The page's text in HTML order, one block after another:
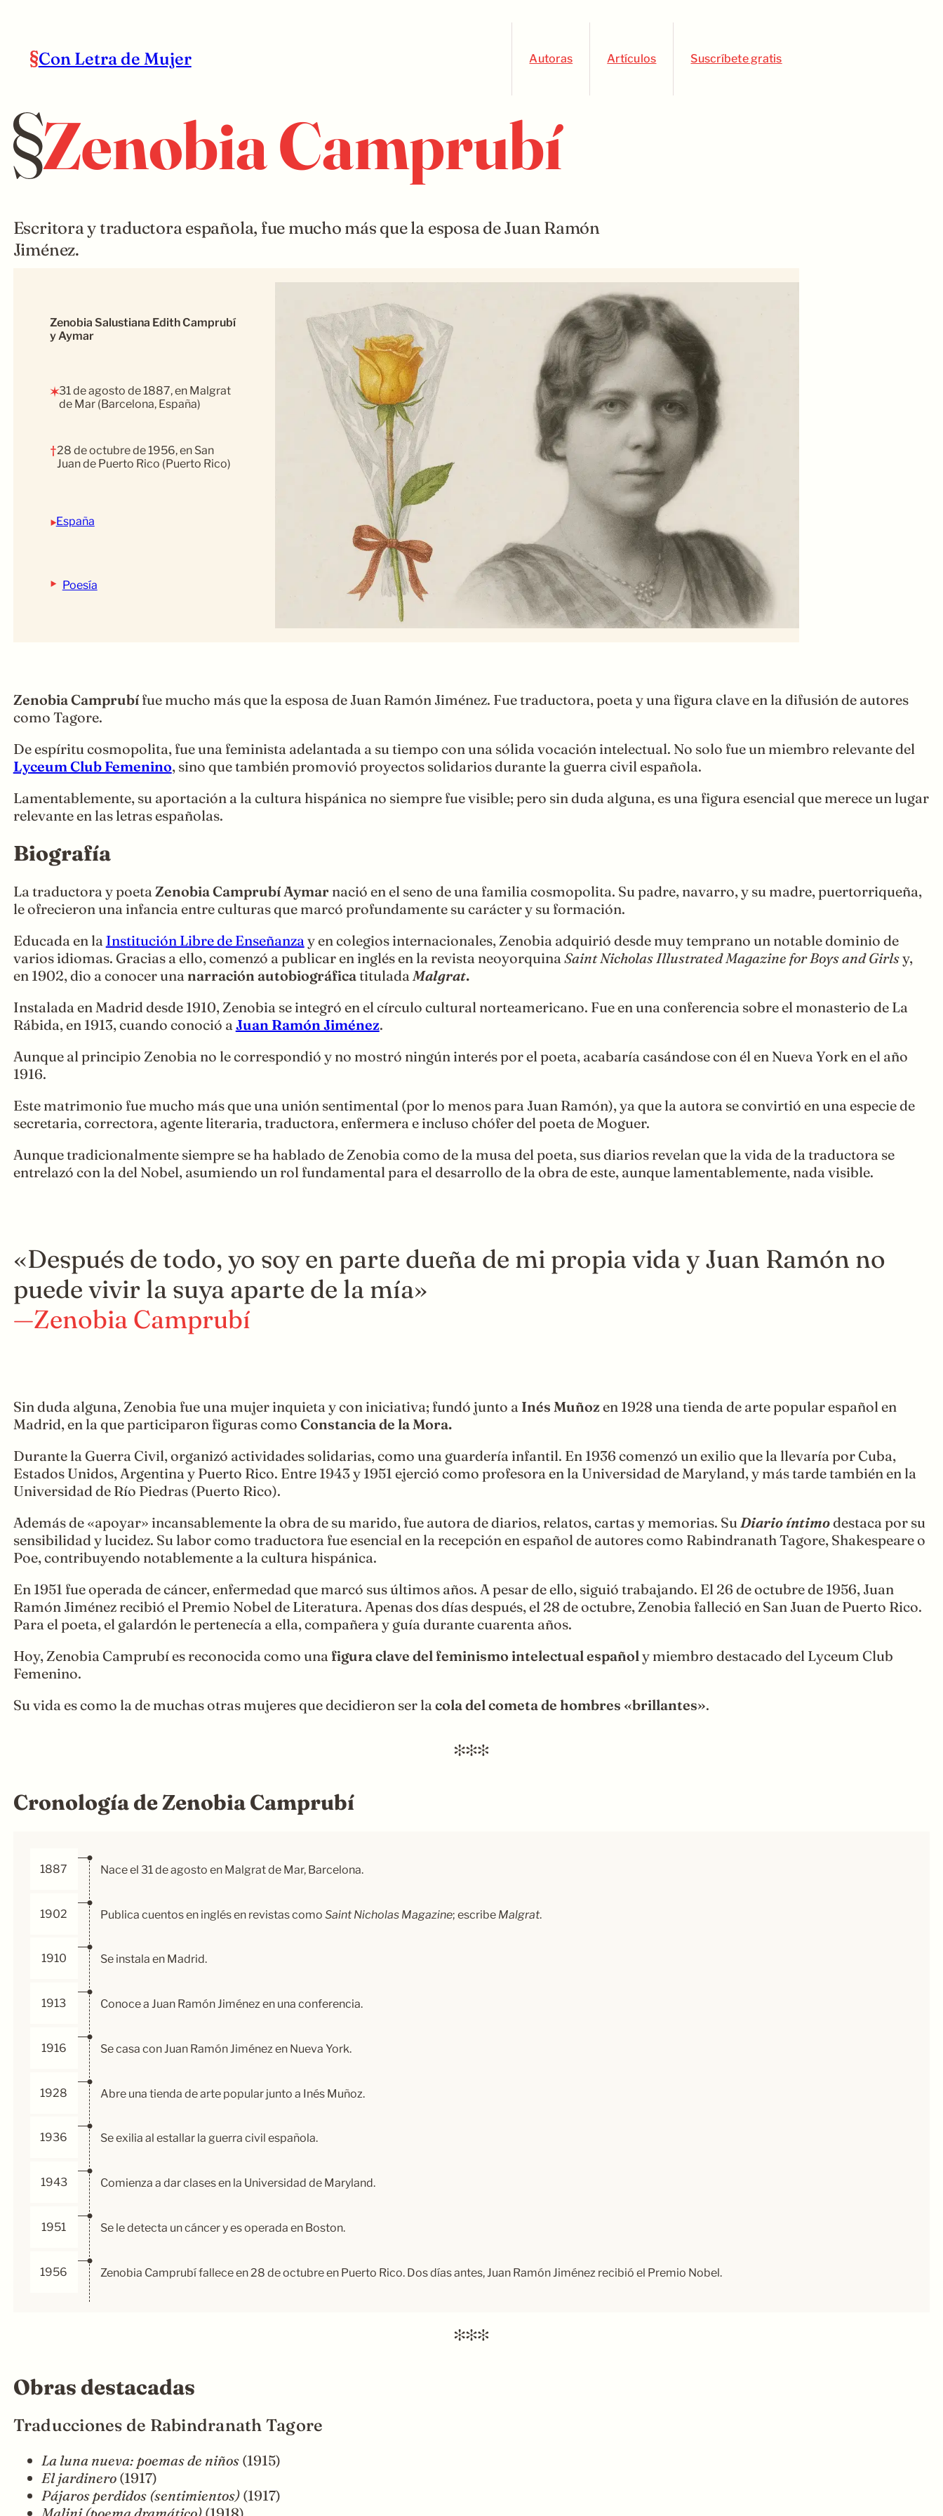
Con Letra de Mujer Autoras Artículos Suscríbete gratis
Zenobia Camprubí
Escritora y traductora española, fue mucho más que la esposa de Juan Ramón
Jiménez.
Zenobia Salustiana Edith Camprubí
y Aymar
✶31 de agosto de 1887, en Malgrat
de Mar (Barcelona, España)
†28 de octubre de 1956, en San
Juan de Puerto Rico (Puerto Rico)
‣España
‣ Poesía
Zenobia Camprubí fue mucho más que la esposa de Juan Ramón Jiménez. Fue traductora, poeta y una figura clave en la difusión de autores
como Tagore.
De espíritu cosmopolita, fue una feminista adelantada a su tiempo con una sólida vocación intelectual. No solo fue un miembro relevante del
Lyceum Club Femenino, sino que también promovió proyectos solidarios durante la guerra civil española.
Lamentablemente, su aportación a la cultura hispánica no siempre fue visible; pero sin duda alguna, es una figura esencial que merece un lugar
relevante en las letras españolas.
Biografía
La traductora y poeta Zenobia Camprubí Aymarnació en el seno de una familia cosmopolita. Su padre, navarro, y su madre, puertorriqueña,
le ofrecieron una infancia entre culturas que marcó profundamente su carácter y su formación.
Educada en la Institución Libre de Enseñanza y en colegios internacionales, Zenobia adquirió desde muy temprano un notable dominio de
varios idiomas. Gracias a ello, comenzó a publicar en inglés en la revista neoyorquina Saint Nicholas Illustrated Magazine for Boys and Girlsy,
en 1902, dio a conocer una narración autobiográficatitulada Malgrat.
Instalada en Madrid desde 1910, Zenobia se integró en el círculo cultural norteamericano. Fue en una conferencia sobre el monasterio de La
Rábida, en 1913, cuando conoció a Juan Ramón Jiménez.
Aunque al principio Zenobia no le correspondió y no mostró ningún interés por el poeta, acabaría casándose con él en Nueva York en el año
1916.
Este matrimonio fue mucho más que una unión sentimental (por lo menos para Juan Ramón), ya que la autora se convirtió en una especie de
secretaria, correctora, agente literaria, traductora, enfermera e incluso chófer del poeta de Moguer.
Aunque tradicionalmente siempre se ha hablado de Zenobia como de la musa del poeta, sus diarios revelan que la vida de la traductora se
entrelazó con la del Nobel, asumiendo un rol fundamental para el desarrollo de la obra de este, aunque lamentablemente, nada visible.
«Después de todo, yo soy en parte dueña de mi propia vida y Juan Ramón no
puede vivir la suya aparte de la mía»
—Zenobia Camprubí
Sin duda alguna, Zenobia fue una mujer inquieta y con iniciativa; fundó junto a Inés Muñozen 1928 una tienda de arte popular español en
Madrid, en la que participaron figuras como Constancia de la Mora.
Durante la Guerra Civil, organizó actividades solidarias, como una guardería infantil. En 1936 comenzó un exilio que la llevaría por Cuba,
Estados Unidos, Argentina y Puerto Rico. Entre 1943 y 1951 ejerció como profesora en la Universidad de Maryland, y más tarde también en la
Universidad de Río Piedras (Puerto Rico).
Además de «apoyar» incansablemente la obra de su marido, fue autora de diarios, relatos, cartas y memorias. Su Diario íntimodestaca por su
sensibilidad y lucidez. Su labor como traductora fue esencial en la recepción en español de autores como Rabindranath Tagore, Shakespeare o
Poe, contribuyendo notablemente a la cultura hispánica.
En 1951 fue operada de cáncer, enfermedad que marcó sus últimos años. A pesar de ello, siguió trabajando. El 26 de octubre de 1956, Juan
Ramón Jiménez recibió el Premio Nobel de Literatura. Apenas dos días después, el 28 de octubre, Zenobia falleció en San Juan de Puerto Rico.
Para el poeta, el galardón le pertenecía a ella, compañera y guía durante cuarenta años.
Hoy, Zenobia Camprubí es reconocida como una figura clave del feminismo intelectual español y miembro destacado del Lyceum Club
Femenino.
Su vida es como la de muchas otras mujeres que decidieron ser la cola del cometa de hombres «brillantes».
Cronología de Zenobia Camprubí
1887 Nace el 31 de agosto en Malgrat de Mar, Barcelona.
1902 Publica cuentos en inglés en revistas como Saint Nicholas Magazine; escribe Malgrat.
1910 Se instala en Madrid.
1913 Conoce a Juan Ramón Jiménez en una conferencia.
1916 Se casa con Juan Ramón Jiménez en Nueva York.
1928 Abre una tienda de arte popular junto a Inés Muñoz.
1936 Se exilia al estallar la guerra civil española.
1943 Comienza a dar clases en la Universidad de Maryland.
1951 Se le detecta un cáncer y es operada en Boston.
1956 Zenobia Camprubí fallece en 28 de octubre en Puerto Rico. Dos días antes, Juan Ramón Jiménez recibió el Premio Nobel.
Obras destacadas
Traducciones de Rabindranath Tagore
La luna nueva: poemas de niños(1915)
El jardinero(1917)
Pájaros perdidos (sentimientos)(1917)